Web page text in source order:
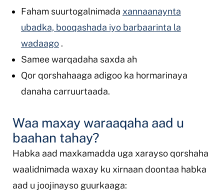
Faham suurtogalnimada xannaanaynta
ubadka, booqashada iyo barbaarinta la
wadaago.
Samee warqadaha saxda ah
Qor qorshahaaga adigoo ka hormarinaya
danaha carruurtaada.
Waa maxay waraaqaha aad u
baahan tahay?
Habka aad maxkamadda uga xarayso qorshaha
waalidnimada waxay ku xirnaan doontaa habka
aad u joojinayso guurkaaga: